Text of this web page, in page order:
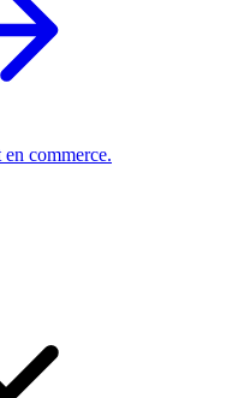
commerce.